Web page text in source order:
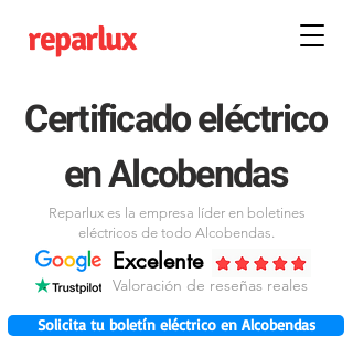
reparlux
Certificado eléctrico
en Alcobendas
Reparlux es la empresa líder en boletines
eléctricos de todo Alcobendas.
Valoración de reseñas reales
Excelente
Solicita tu boletín eléctrico en Alcobendas